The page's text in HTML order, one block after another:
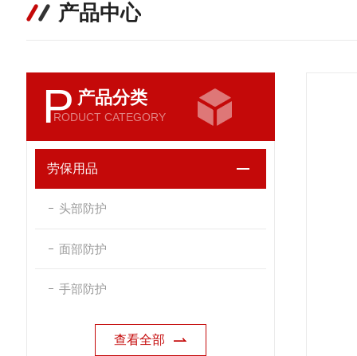
产品中心
P 产品分类
RODUCT CATEGORY
劳保用品
头部防护
面部防护
手部防护
查看全部